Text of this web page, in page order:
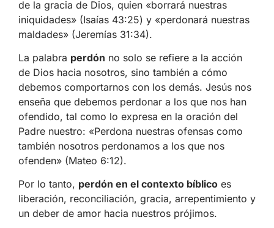
de la gracia de Dios, quien «borrará nuestras
iniquidades» (Isaías 43:25) y «perdonará nuestras
maldades» (Jeremías 31:34).
La palabra perdón no solo se refiere a la acción
de Dios hacia nosotros, sino también a cómo
debemos comportarnos con los demás. Jesús nos
enseña que debemos perdonar a los que nos han
ofendido, tal como lo expresa en la oración del
Padre nuestro: «Perdona nuestras ofensas como
también nosotros perdonamos a los que nos
ofenden» (Mateo 6:12).
Por lo tanto, perdón en el contexto bíblico es
liberación, reconciliación, gracia, arrepentimiento y
un deber de amor hacia nuestros prójimos.